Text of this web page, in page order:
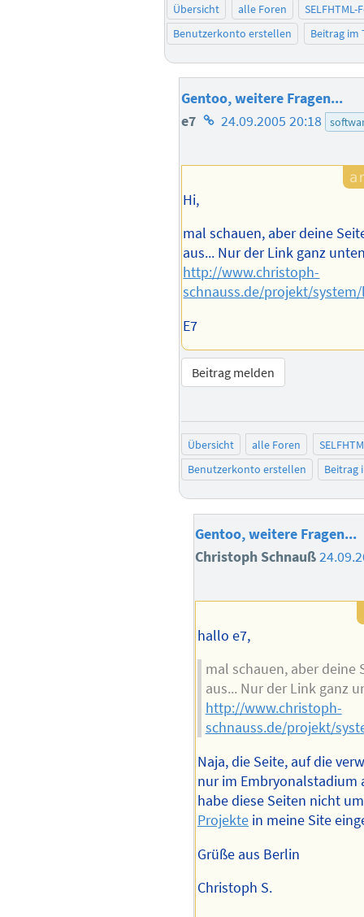
Übersicht alle Foren
SELFHTML-
Benutzerkonto erstellen
Beitrag im
Gentoo, weitere Fragen...
e7 Homepage
Autors
24.09.2005 20:18
Hi,
mal schauen, aber deine
aus... Nur der Link ganz
http://www.christoph-
schnauss.de/projekt/
E7
Beitrag melden
Übersicht alle Foren
Benutzerkonto erstellen
Beitrag
Gentoo, weitere Fragen...
Christoph Schnauß
hallo e7,
mal schauen, aber deine
aus... Nur der Link ganz
http://www.christoph-
schnauss.de/projekt/
Naja, die Seite, auf die
nur im Embryonalstadium
habe diese Seiten nicht
Projekte in meine Site
Grüße aus Berlin
Christoph S.